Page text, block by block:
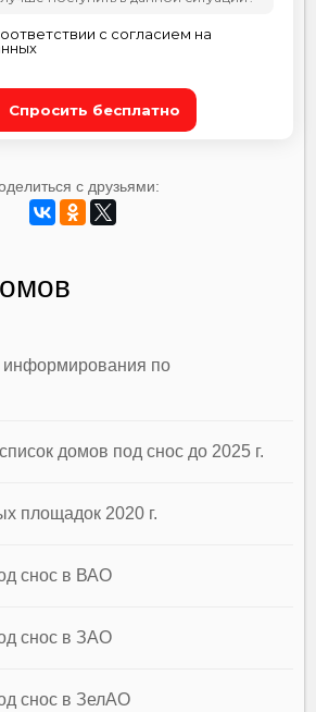
с друзьями:
информирования по
домов под снос до 2025 г.
площадок 2020 г.
снос в ВАО
снос в ЗАО
снос в ЗелАО